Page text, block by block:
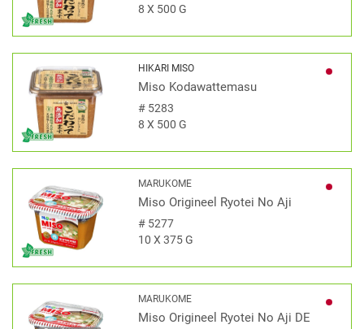
8 X 500 G
HIKARI MISO
Miso Kodawattemasu
#5283
8 X 500 G
MARUKOME
Miso Origineel Ryotei No Aji
#5277
10 X 375 G
MARUKOME
Miso Origineel Ryotei No Aji DE